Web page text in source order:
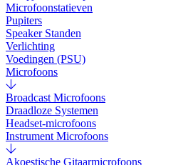
Microfoonstatieven
Pupiters
Speaker Standen
Verlichting
Voedingen (PSU)
Microfoons
Broadcast Microfoons
Draadloze Systemen
Headset-microfoons
Instrument Microfoons
Akoestische Gitaarmicrofoons